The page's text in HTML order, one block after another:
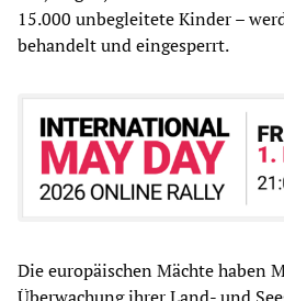
15.000 unbegleitete Kinder –
behandelt und eingesperrt.
Die europäischen Mächte haben